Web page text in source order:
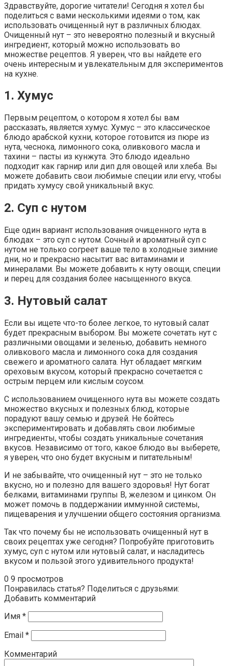
Здравствуйте, дорогие читатели! Сегодня я хотел бы
поделиться с вами несколькими идеями о том, как
использовать очищенный нут в различных блюдах.
Очищенный нут – это невероятно полезный и вкусный
ингредиент, который можно использовать во
множестве рецептов. Я уверен, что вы найдете его
очень интересным и увлекательным для экспериментов
на кухне.
1. Хумус
Первым рецептом, о котором я хотел бы вам
рассказать, является хумус. Хумус – это классическое
блюдо арабской кухни, которое готовится из пюре из
нута, чеснока, лимонного сока, оливкового масла и
тахини – пасты из кунжута. Это блюдо идеально
подходит как гарнир или дип для овощей или хлеба. Вы
можете добавить свои любимые специи или ervy, чтобы
придать хумусу свой уникальный вкус.
2. Суп с нутом
Еще один вариант использования очищенного нута в
блюдах – это суп с нутом. Сочный и ароматный суп с
нутом не только согреет ваше тело в холодные зимние
дни, но и прекрасно насытит вас витаминами и
минералами. Вы можете добавить к нуту овощи, специи
и перец для создания более насыщенного вкуса.
3. Нутовый салат
Если вы ищете что-то более легкое, то нутовый салат
будет прекрасным выбором. Вы можете сочетать нут с
различными овощами и зеленью, добавить немного
оливкового масла и лимонного сока для создания
свежего и ароматного салата. Нут обладает мягким
ореховым вкусом, который прекрасно сочетается с
острым перцем или кислым соусом.
С использованием очищенного нута вы можете создать
множество вкусных и полезных блюд, которые
порадуют вашу семью и друзей. Не бойтесь
экспериментировать и добавлять свои любимые
ингредиенты, чтобы создать уникальные сочетания
вкусов. Независимо от того, какое блюдо вы выберете,
я уверен, что оно будет вкусным и питательным!
И не забывайте, что очищенный нут – это не только
вкусно, но и полезно для вашего здоровья! Нут богат
белками, витаминами группы B, железом и цинком. Он
может помочь в поддержании иммунной системы,
пищеварения и улучшении общего состояния организма.
Так что почему бы не использовать очищенный нут в
своих рецептах уже сегодня? Попробуйте приготовить
хумус, суп с нутом или нутовый салат, и насладитесь
вкусом и пользой этого удивительного продукта!
0 9 просмотров
Понравилась статья? Поделиться с друзьями:
Добавить комментарий
Имя *
Email *
Комментарий